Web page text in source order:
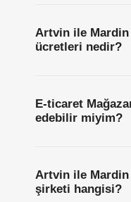
Artvin ile Mardin
ücretleri nedir?
E-ticaret
edebilir miyim?
Artvin ile Mardin
şirketi hangisi?